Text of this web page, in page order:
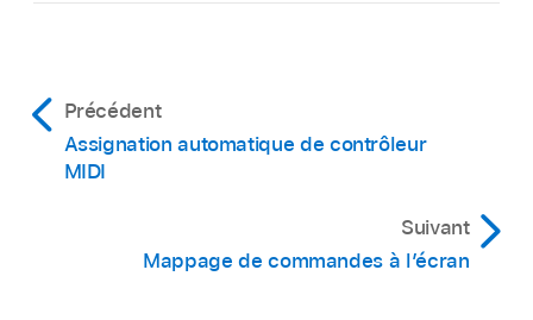
Précédent
Assignation automatique de contrôleur
MIDI
Suivant
Mappage de commandes à l’écran